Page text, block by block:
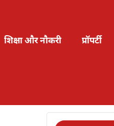
शिक्षा और नौकरी प्रॉपर्टी